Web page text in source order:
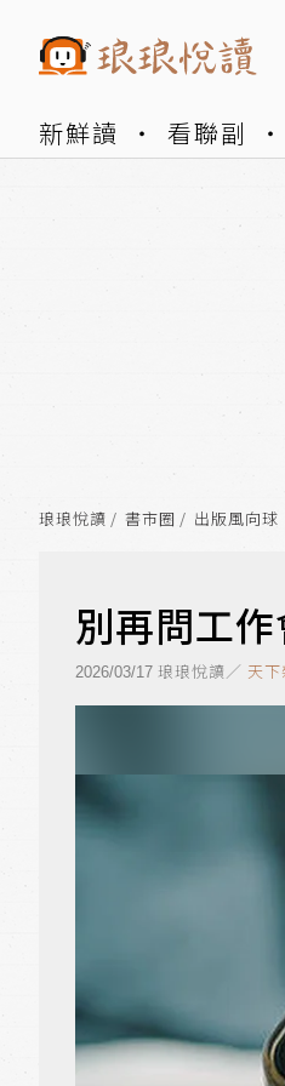
新鮮讀 看聯副
琅琅悅讀 書市圈 出版風向球
別再問工
2026/03/17 琅琅悅讀／ 天